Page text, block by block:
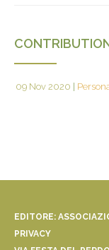
09 Nov 2020
EDITORE:
PRIVACY